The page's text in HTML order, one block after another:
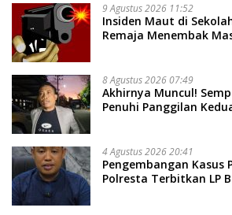
9 Agustus 2026 11:52
Insiden Maut di
Remaja Menembak
8 Agustus 2026 07:49
Akhirnya Muncul!
Penuhi Panggilan
4 Agustus 2026 20:41
Pengembangan Kasus
Polresta Terbitkan LP